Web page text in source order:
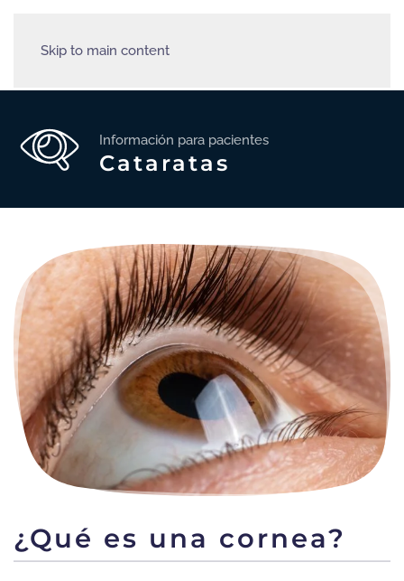
Skip to main content
Información para pacientes
Cataratas
¿Qué es una cornea?